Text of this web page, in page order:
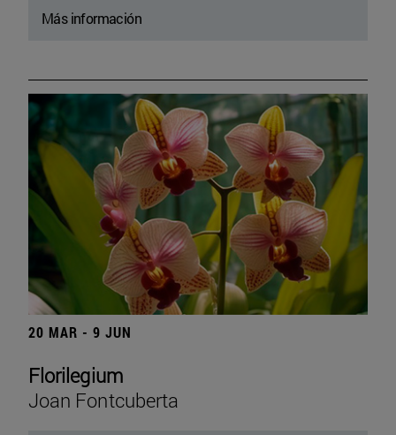
Más información
20 MAR - 9 JUN
Florilegium
Joan Fontcuberta